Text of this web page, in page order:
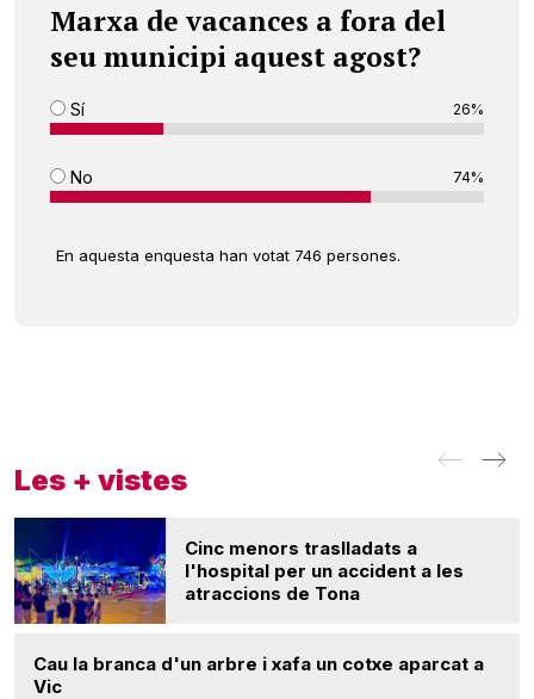
Marxa de vacances a fora del
seu municipi aquest agost?
Sí 26%
No 74%
En aquesta enquesta han votat 746 persones.
Les + vistes
Cinc menors traslladats a
l'hospital per un accident a les
atraccions de Tona
Cau la branca d'un arbre i xafa un cotxe aparcat a
Vic